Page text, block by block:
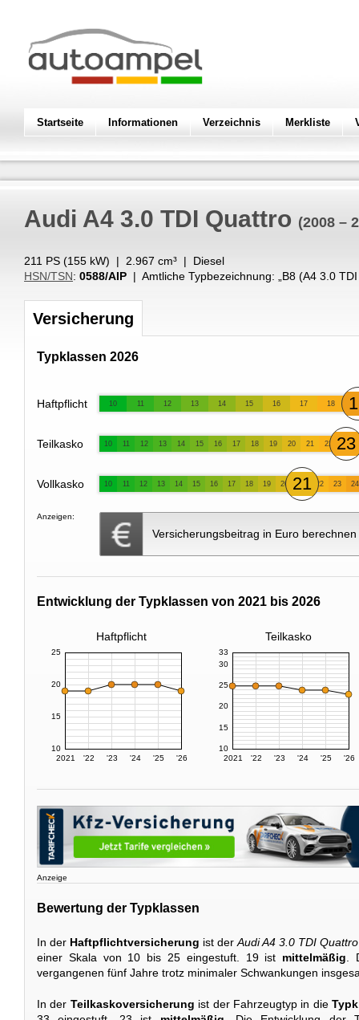
Startseite Informationen Verzeichnis Merkliste
Audi A4 3.0 TDI Quattro (2008 –
211 PS (155 kW) | 2.967 cm³ | Diesel
HSN/TSN: 0588/AIP | Amtliche Typbezeichnung: „ B8 (A4 3.0
Versicherung
Typklassen 2026
Haftpflicht 10 11 12 13 14 15 16 17 18
Teilkasko 10 11 12 13 14 15 16 17 18 19 20 21 22 23
Vollkasko 10 11 12 13 14 15 16 17 18 19 20 21 22 23 24
Anzeigen:
Versicherungsbeitrag in Euro berechnen
Entwicklung der Typklassen von 2021 bis 2026
Haftpflicht Teilkasko
2021 '22 '23 '24 '25 '26
10
15
20
25
2021 '22 '23 '24 '25 '26
10
15
20
25
30
33
Anzeige
Bewertung der Typklassen
In der Haftpflichtversicherung ist der Audi A4 3.0 TDI Quattro
einer Skala von 10 bis 25 eingestuft. 19 ist mittelmäßig .
vergangenen fünf Jahre trotz minimaler Schwankungen
In der Teilkaskoversicherung ist der Fahrzeugtyp in die